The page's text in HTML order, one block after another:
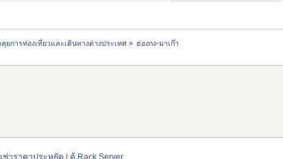
ยการท่องเที่ยวและเดินทางต่างประเทศ » ฮ่องกง-มาเก๊า